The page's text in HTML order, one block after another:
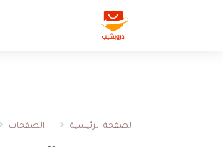
الصفحة الرئيسية الصفحات